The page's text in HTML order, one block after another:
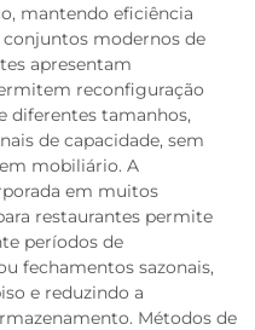
mantendo eficiência
conjuntos modernos de
apresentam
reconfiguração
diferentes tamanhos,
de capacidade, sem
mobiliário. A
em muitos
restaurantes permite
períodos de
fechamentos sazonais,
e reduzindo a
Métodos de